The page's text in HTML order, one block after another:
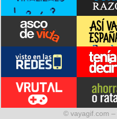
© vayagif.com –